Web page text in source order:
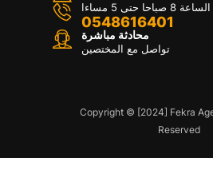
حتى 5 مساءا
0548616401
محادثة مباشرة
تواصل مع المختصين
Copyright © [2024] Fekra
Reserved